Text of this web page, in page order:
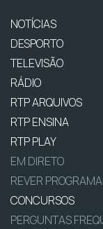
NOTÍCIAS
DESPORTO
TELEVISÃO
RÁDIO
RTP ARQUIVOS
RTP ENSINA
RTP PLAY
EM DIRETO
REVER
CONCURSOS
PERGUNTAS